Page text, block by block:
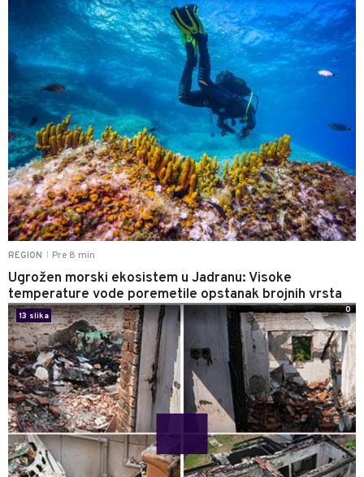
REGION Pre 8 min
Ugrožen morski ekosistem u Jadranu: Visoke
temperature vode poremetile opstanak brojnih vrsta
13 slika
0